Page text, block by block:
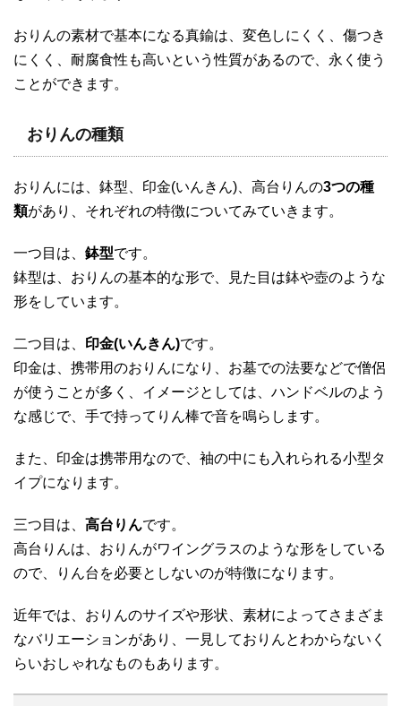
おりんの素材で基本になる真鍮は、変色しにくく、傷つき
にくく、耐腐食性も高いという性質があるので、永く使う
ことができます。
おりんの種類
おりんには、鉢型、印金(いんきん)、高台りんの3つの種
類があり、それぞれの特徴についてみていきます。
一つ目は、 鉢型です。
鉢型は、おりんの基本的な形で、見た目は鉢や壺のような
形をしています。
二つ目は、 印金(いんきん)です。
印金は、携帯用のおりんになり、お墓での法要などで僧侶
が使うことが多く、イメージとしては、ハンドベルのよう
な感じで、手で持ってりん棒で音を鳴らします。
また、印金は携帯用なので、袖の中にも入れられる小型タ
イプになります。
三つ目は、 高台りんです。
高台りんは、おりんがワイングラスのような形をしている
ので、りん台を必要としないのが特徴になります。
近年では、おりんのサイズや形状、素材によってさまざま
なバリエーションがあり、一見しておりんとわからないく
らいおしゃれなものもあります。